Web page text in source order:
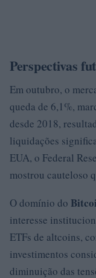
Perspectivas
Em outubro, o
queda de 6,1%,
desde 2018,
liquidações
EUA, o Federal
mostrou cauteloso
O domínio do
interesse
ETFs de altcoins,
investimentos
diminuição das